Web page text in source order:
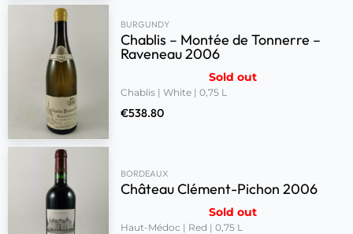
BURGUNDY
Chablis – Montée de Tonnerre –
Raveneau 2006
Sold out
Chablis | White | 0,75 L
€538.80
BORDEAUX
Château Clément-Pichon 2006
Sold out
Haut-Médoc | Red | 0,75 L